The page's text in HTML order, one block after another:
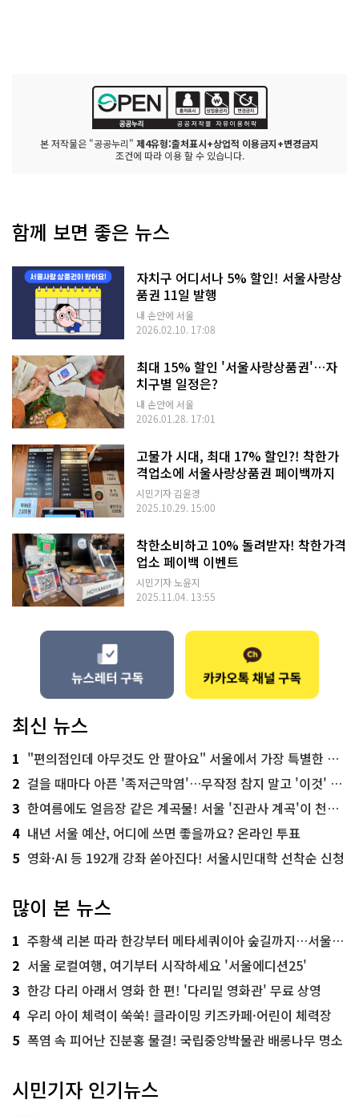
본 저작물은 "공공누리" 제4유형:출처표시+상업적 이용금지+변경금지
조건에 따라 이용 할 수 있습니다.
함께 보면 좋은 뉴스
자치구 어디서나 5% 할인! 서울사랑상
품권 11일 발행
내 손안에 서울
2026.02.10. 17:08
최대 15% 할인 '서울사랑상품권'…자
치구별 일정은?
내 손안에 서울
2026.01.28. 17:01
고물가 시대, 최대 17% 할인?! 착한가
격업소에 서울사랑상품권 페이백까지
시민기자 김윤경
2025.10.29. 15:00
착한소비하고 10% 돌려받자! 착한가격
업소 페이백 이벤트
시민기자 노윤지
2025.11.04. 13:55
최신 뉴스
1 "편의점인데 아무것도 안 팔아요" 서울에서 가장 특별한 편의점의 정체
2 걸을 때마다 아픈 '족저근막염'…무작정 참지 말고 '이것' 해보세요!
3 한여름에도 얼음장 같은 계곡물! 서울 '진관사 계곡'이 천국이네~
4 내년 서울 예산, 어디에 쓰면 좋을까요? 온라인 투표
5 영화·AI 등 192개 강좌 쏟아진다! 서울시민대학 선착순 신청
많이 본 뉴스
1 주황색 리본 따라 한강부터 메타세쿼이아 숲길까지…서울둘레길 15코스
2 서울 로컬여행, 여기부터 시작하세요 '서울에디션25'
3 한강 다리 아래서 영화 한 편! '다리밑 영화관' 무료 상영
4 우리 아이 체력이 쑥쑥! 클라이밍 키즈카페·어린이 체력장
5 폭염 속 피어난 진분홍 물결! 국립중앙박물관 배롱나무 명소
시민기자 인기뉴스